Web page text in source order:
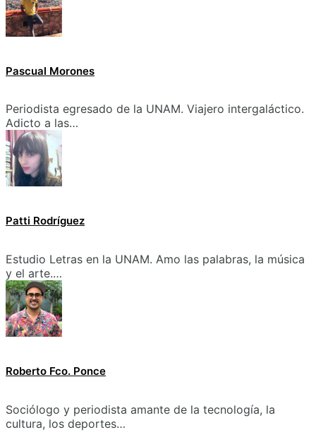
Pascual Morones
Periodista egresado de la UNAM. Viajero intergaláctico.
Adicto a las…
Patti Rodríguez
Estudio Letras en la UNAM. Amo las palabras, la música
y el arte.…
Roberto Fco. Ponce
Sociólogo y periodista amante de la tecnología, la
cultura, los deportes…